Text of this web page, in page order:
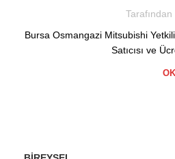
Bursa Osmangazi Mitsubishi
Satıcısı ve